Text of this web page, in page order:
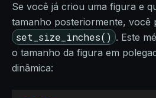
Se você já criou uma figura e
tamanho posteriormente, você
set_size_inches() . Este
o tamanho da figura em
dinâmica: